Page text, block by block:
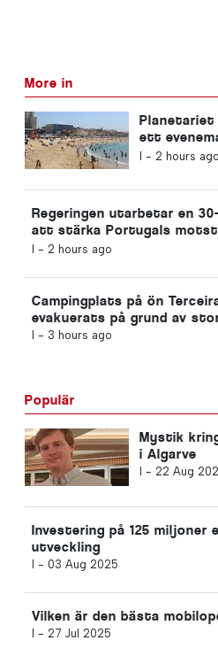
More in
Planetariet
ett
under
I - 2 hours ago
Regeringen utarbetar en
att stärka Portugals
jordbävningar
I - 2 hours ago
Campingplats på ön
evakuerats på grund av
I - 3 hours ago
Populär
Mystik
i Algarve
I - 22 Aug
Investering på 125 miljoner
utveckling
I - 03 Aug 2025
Vilken är den bästa
I - 27 Jul 2025